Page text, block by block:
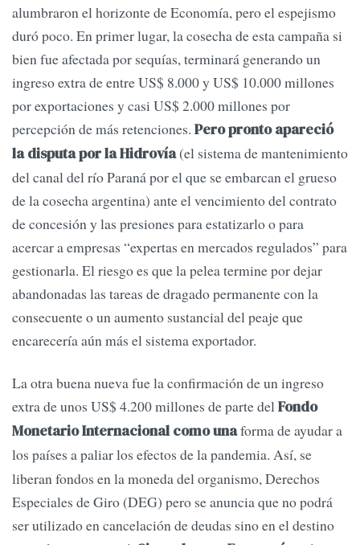
alumbraron el horizonte de Economía, pero el espejismo
duró poco. En primer lugar, la cosecha de esta campaña si
bien fue afectada por sequías, terminará generando un
ingreso extra de entre US$ 8.000 y US$ 10.000 millones
por exportaciones y casi US$ 2.000 millones por
percepción de más retenciones. Pero pronto apareció
la disputa por la Hidrovía(el sistema de mantenimiento
del canal del río Paraná por el que se embarcan el grueso
de la cosecha argentina) ante el vencimiento del contrato
de concesión y las presiones para estatizarlo o para
acercar a empresas “expertas en mercados regulados” para
gestionarla. El riesgo es que la pelea termine por dejar
abandonadas las tareas de dragado permanente con la
consecuente o un aumento sustancial del peaje que
encarecería aún más el sistema exportador.
La otra buena nueva fue la confirmación de un ingreso
extra de unos US$ 4.200 millones de parte delFondo
Monetario Internacional como unaforma de ayudar a
los países a paliar los efectos de la pandemia. Así, se
liberan fondos en la moneda del organismo, Derechos
Especiales de Giro (DEG) pero se anuncia que no podrá
ser utilizado en cancelación de deudas sino en el destino